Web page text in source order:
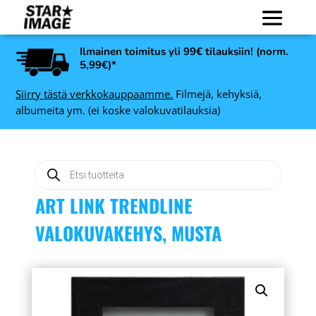
Ilmainen toimitus yli 99€ tilauksiin! (norm.
5,99€)*
Siirry tästä verkkokauppaamme. Filmejä, kehyksiä,
albumeita ym. (ei koske valokuvatilauksia)
search
ART LINK TRENDLINE
VALOKUVAKEHYS, MUSTA
Lexar SDXC Professional